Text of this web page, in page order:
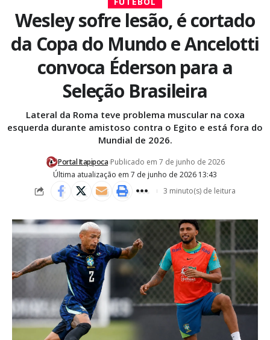
Wesley sofre lesão, é cortado
da Copa do Mundo e Ancelotti
convoca Éderson para a
Seleção Brasileira
Lateral da Roma teve problema muscular na coxa
esquerda durante amistoso contra o Egito e está fora do
Mundial de 2026.
Última atualização em 7 de junho de 2026 13:43
Portal Itapipoca Publicado em 7 de junho de 2026
3 minuto(s) de leitura